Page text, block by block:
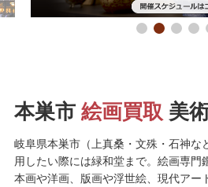
本巣市 絵画買取 美
岐阜県本巣市（上真桑・文殊・石神な
用したい際には緑和堂まで。絵画専門
本画や洋画、版画や浮世絵、現代アー